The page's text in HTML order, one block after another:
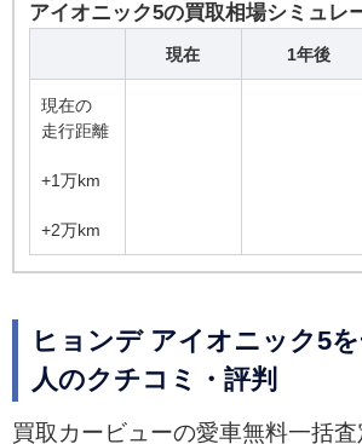
アイオニック5の買取相場シミュレ
現在 1年後
現在の
走行距離
+1万km
+2万km
ヒョンデ アイオニック5
人のクチコミ・評判
買取カービューの愛車無料一括